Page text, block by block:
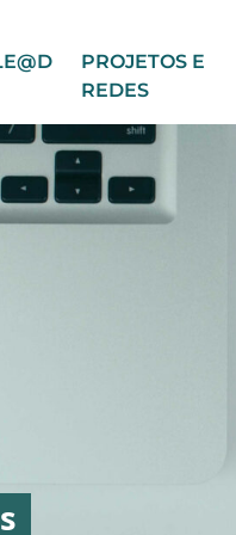
PROJETOS E
REDES